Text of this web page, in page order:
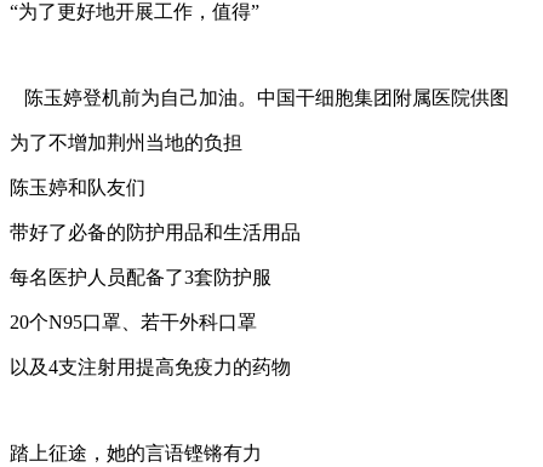
“为了更好地开展工作，值得”
陈玉婷登机前为自己加油。中国干细胞集团附属医院供图
为了不增加荆州当地的负担
陈玉婷和队友们
带好了必备的防护用品和生活用品
每名医护人员配备了3套防护服
20个N95口罩、若干外科口罩
以及4支注射用提高免疫力的药物
踏上征途，她的言语铿锵有力